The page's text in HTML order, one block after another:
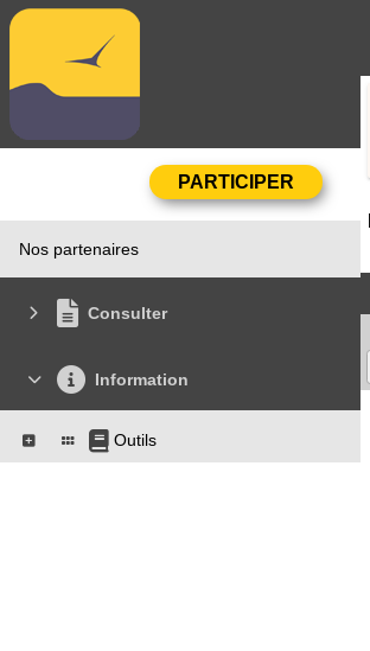
Nos partenaires
Consulter
Information
Outils